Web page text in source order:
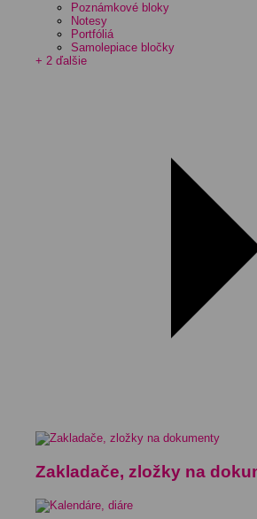
Poznámkové bloky
Notesy
Portfóliá
Samolepiace bločky
+ 2 ďalšie
Zakladače, zložky na